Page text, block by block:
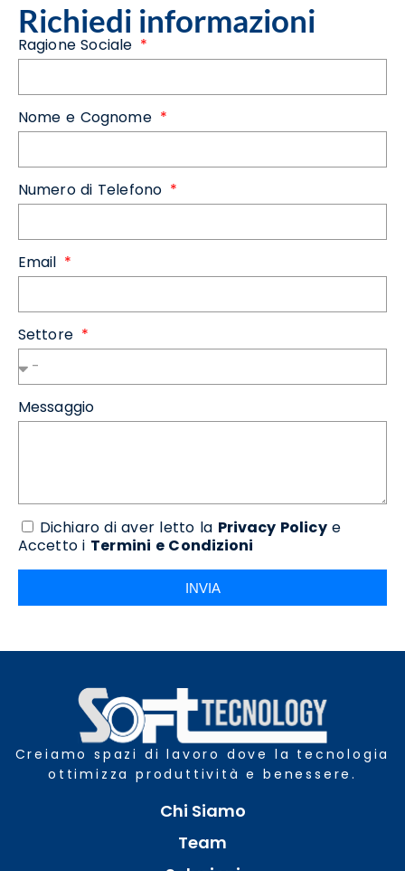
Richiedi informazioni
Ragione Sociale
Nome e Cognome
Numero di Telefono
Email
Settore
Messaggio
Dichiaro di aver letto la Privacy Policye
Accetto i Termini e Condizioni
INVIA
Creiamo spazi di lavoro dove la tecnologia
ottimizza produttività e benessere.
Chi Siamo
Team